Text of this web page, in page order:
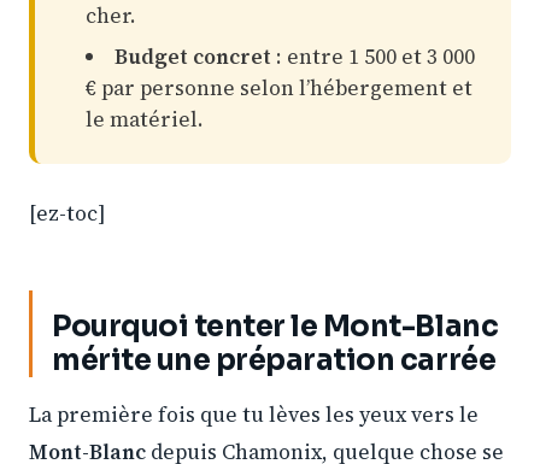
cher.
Budget concret : entre 1 500 et 3 000
€ par personne selon l’hébergement et
le matériel.
[ez-toc]
Pourquoi tenter le Mont-Blanc
mérite une préparation carrée
La première fois que tu lèves les yeux vers le
Mont-Blanc depuis Chamonix, quelque chose se